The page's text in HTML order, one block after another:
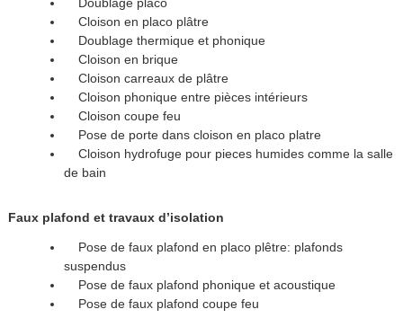
Cloison en placo plâtre
Doublage thermique et phonique
Cloison en brique
Cloison carreaux de plâtre
Cloison phonique entre pièces intérieurs
Cloison coupe feu
Pose de porte dans cloison en placo platre
Cloison hydrofuge pour pieces humides comme la salle
de bain
Faux plafond et travaux d’isolation
Pose de faux plafond en placo plêtre: plafonds
suspendus
Pose de faux plafond phonique et acoustique
Pose de faux plafond coupe feu